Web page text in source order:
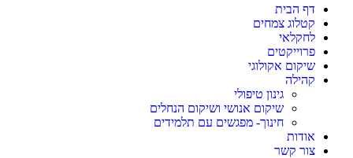
דף הבית
קטלוג צמחים
לחקלאי
פרוייקטים
שיקום אקולוגי
קהילה
גינון טיפולי
שיקום אנושי ושיקום הנחלים
חינוך- מפגשים עם תלמידים
אודות
צור קשר